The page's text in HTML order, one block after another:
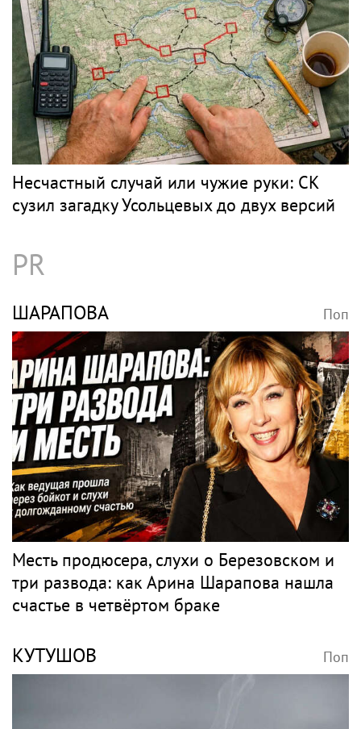
Несчастный случай или чужие руки: СК
сузил загадку Усольцевых до двух версий
PR
ШАРАПОВА Поп
Месть продюсера, слухи о Березовском и
три развода: как Арина Шарапова нашла
счастье в четвёртом браке
КУТУШОВ Поп